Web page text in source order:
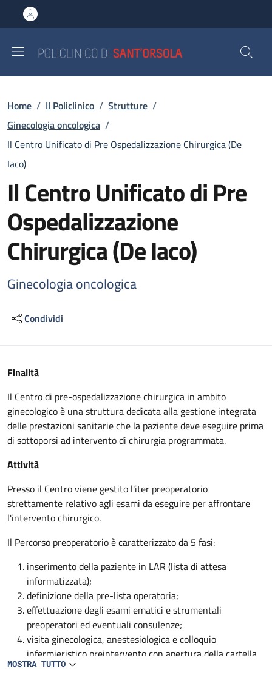
al contenuto principale
to footer content
Briciole di pane
Home / Il Policlinico / Strutture /
Ginecologia oncologica /
Il Centro Unificato di Pre Ospedalizzazione Chirurgica (De
Iaco)
Il Centro Unificato di Pre
Ospedalizzazione
Chirurgica (De Iaco)
Ginecologia oncologica
Condividi
Descrizione
Finalità
Il Centro di pre-ospedalizzazione chirurgica in ambito
ginecologico è una struttura dedicata alla gestione integrata
delle prestazioni sanitarie che la paziente deve eseguire prima
di sottoporsi ad intervento di chirurgia programmata.
Attività
Presso il Centro viene gestito l'iter preoperatorio
strettamente relativo agli esami da eseguire per affrontare
l'intervento chirurgico.
Il Percorso preoperatorio è caratterizzato da 5 fasi:
inserimento della paziente in LAR (lista di attesa
informatizzata);
definizione della pre-lista operatoria;
effettuazione degli esami ematici e strumentali
preoperatori ed eventuali consulenze;
visita ginecologica, anestesiologica e colloquio
infermieristico preintervento con apertura della cartella
clinica e infermieristica;
MOSTRA TUTTO